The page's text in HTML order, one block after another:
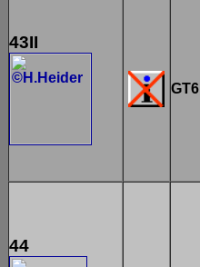
43II
GT6
44